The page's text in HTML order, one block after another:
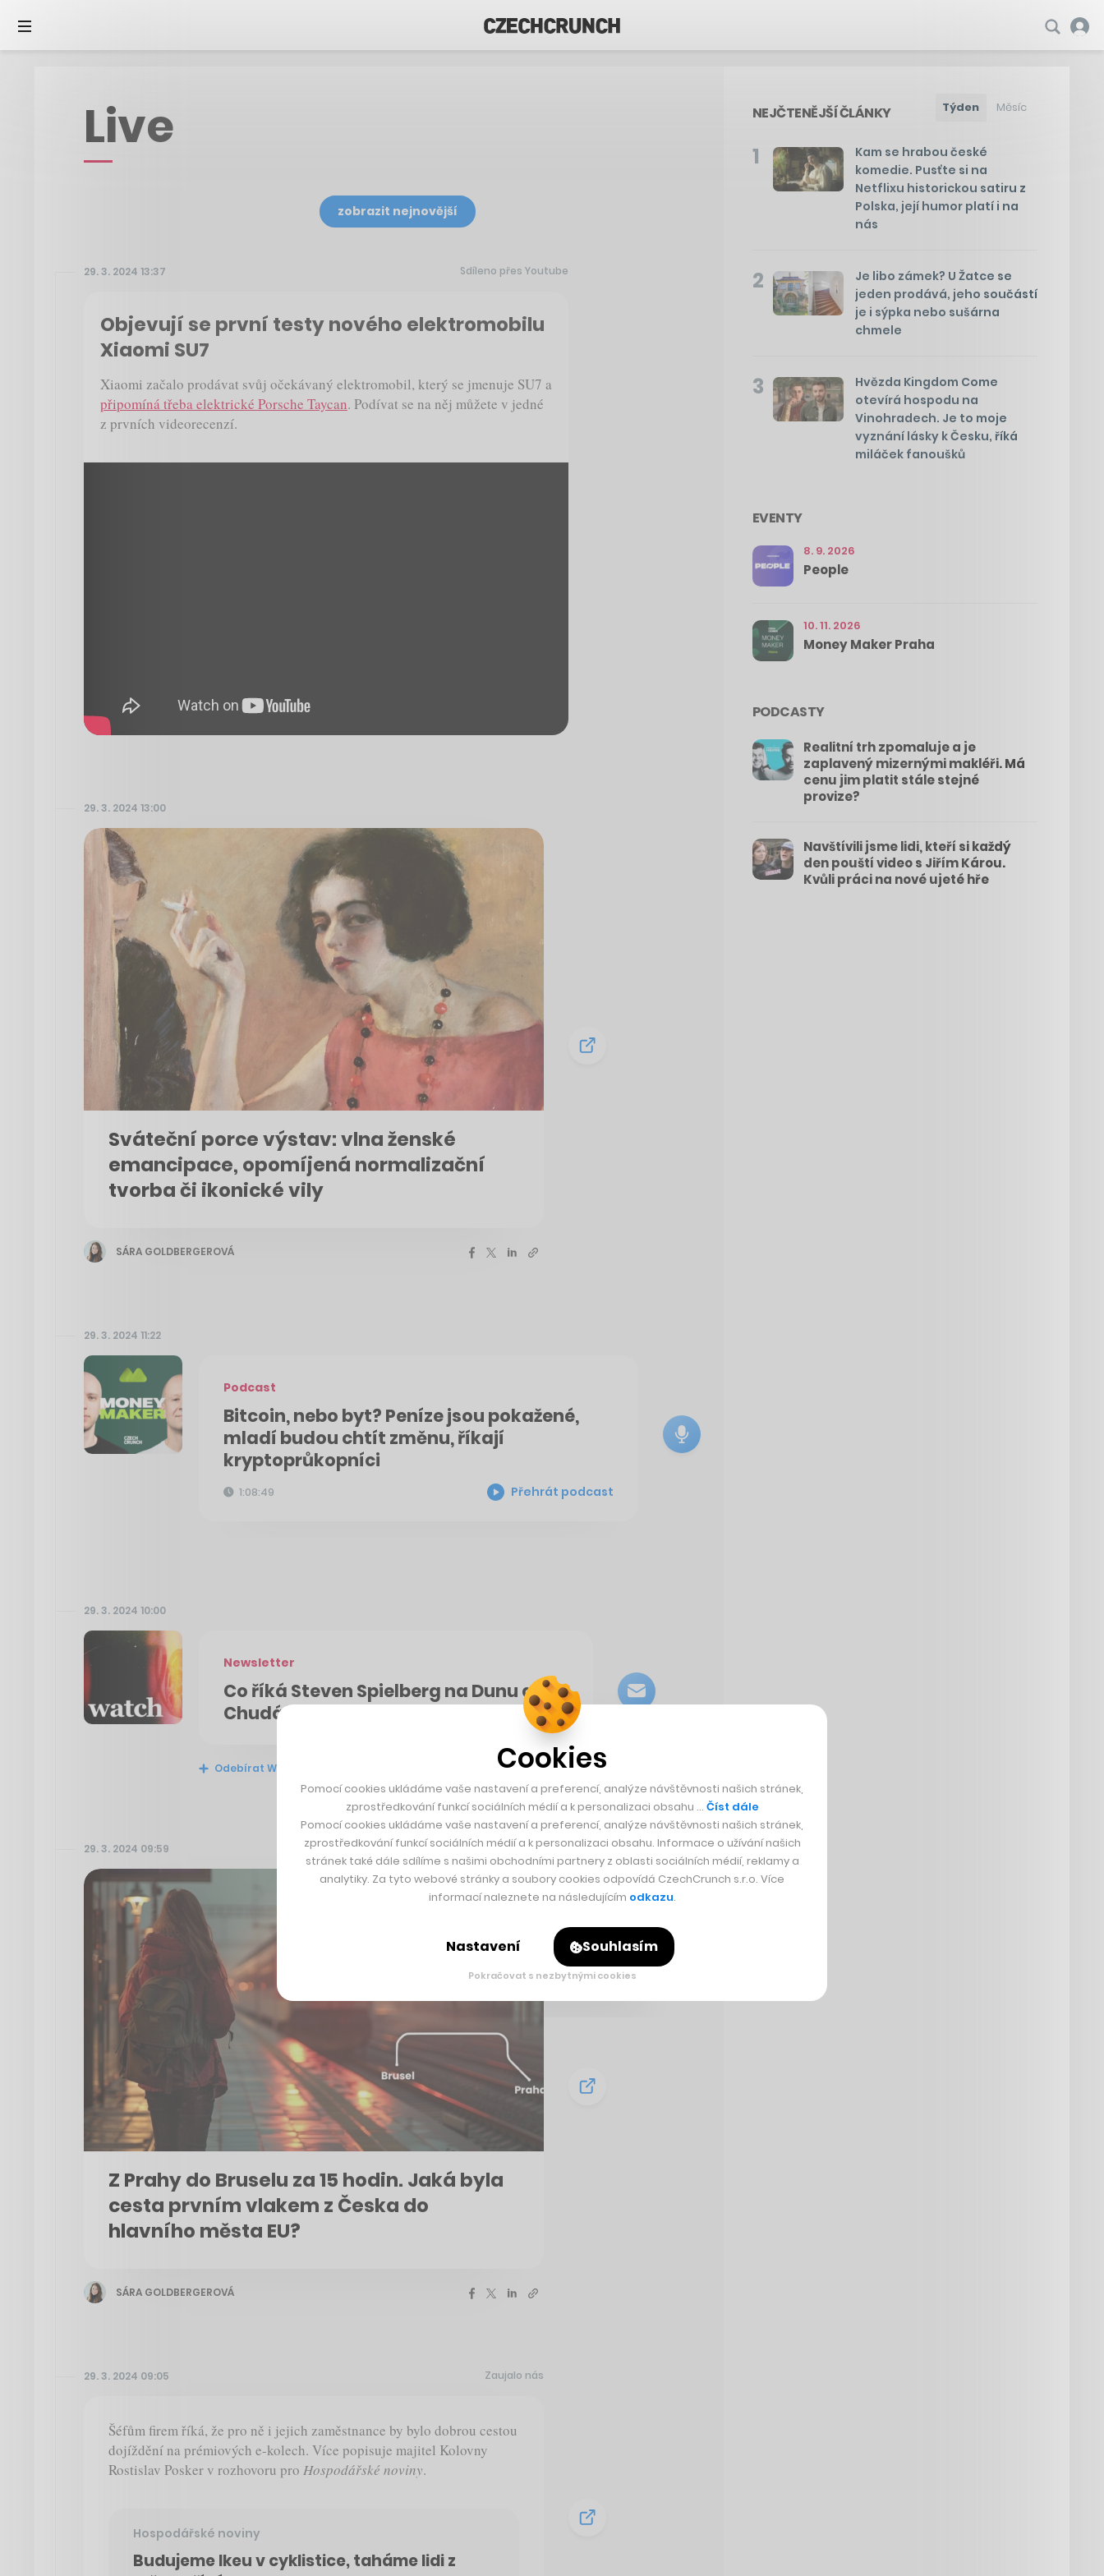
Live
zobrazit nejnovější
29. 3. 2024 13:37 Sdíleno přes Youtube
Objevují se první testy nového elektromobilu
Xiaomi SU7
Xiaomi začalo prodávat svůj očekávaný elektromobil, který se jmenuje SU7 a
připomíná třeba elektrické Porsche Taycan. Podívat se na něj můžete v jedné
z prvních videorecenzí.
29. 3. 2024 13:00
Sváteční porce výstav: vlna ženské
emancipace, opomíjená normalizační
tvorba či ikonické vily
SÁRA GOLDBERGEROVÁ
29. 3. 2024 11:22
Podcast
Bitcoin, nebo byt? Peníze jsou pokažené,
mladí budou chtít změnu, říkají
kryptoprůkopníci
1:08:49 Přehrát podcast
29. 3. 2024 10:00
Newsletter
Co říká Steven Spielberg na Dunu a
Chudáčci na Disney+
Odebírat Watch
29. 3. 2024 09:59
Z Prahy do Bruselu za 15 hodin. Jaká byla
cesta prvním vlakem z Česka do
hlavního města EU?
SÁRA GOLDBERGEROVÁ
29. 3. 2024 09:05 Zaujalo nás
Šéfům firem říká, že pro ně i jejich zaměstnance by bylo dobrou cestou
dojíždění na prémiových e-kolech. Více popisuje majitel Kolovny
Rostislav Posker v rozhovoru pro Hospodářské noviny.
Hospodářské noviny
Budujeme Ikeu v cyklistice, taháme lidi z
NEJČTENĚJŠÍ ČLÁNKY Týden Měsíc
1
Kam se hrabou české
komedie. Pusťte si na
Netflixu historickou satiru z
Polska, její humor platí i na
nás
2
Je libo zámek? U Žatce se
jeden prodává, jeho součástí
je i sýpka nebo sušárna
chmele
3
Hvězda Kingdom Come
otevírá hospodu na
Vinohradech. Je to moje
vyznání lásky k Česku, říká
miláček fanoušků
EVENTY
8. 9. 2026
People
10. 11. 2026
Money Maker Praha
PODCASTY
Realitní trh zpomaluje a je
zaplavený mizernými makléři. Má
cenu jim platit stále stejné
provize?
Navštívili jsme lidi, kteří si každý
den pouští video s Jiřím Károu.
Kvůli práci na nové ujeté hře
Cookies
Pomocí cookies ukládáme vaše nastavení a preferencí, analýze návštěvnosti našich stránek,
zprostředkování funkcí sociálních médií a k personalizaci obsahu … Číst dále
Pomocí cookies ukládáme vaše nastavení a preferencí, analýze návštěvnosti našich stránek,
zprostředkování funkcí sociálních médií a k personalizaci obsahu. Informace o užívání našich
stránek také dále sdílíme s našimi obchodními partnery z oblasti sociálních médií, reklamy a
analytiky. Za tyto webové stránky a soubory cookies odpovídá CzechCrunch s.r.o. Více
informací naleznete na následujícím odkazu.
Nastavení Souhlasím
Pokračovat s nezbytnými cookies